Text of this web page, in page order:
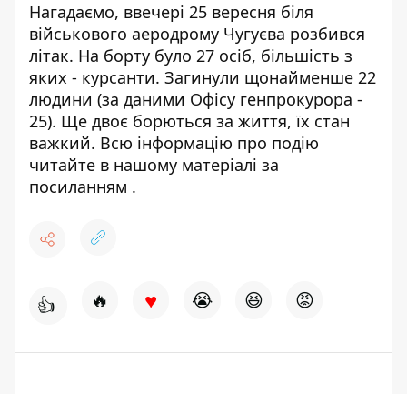
Нагадаємо, ввечері 25 вересня біля
військового аеродрому Чугуєва розбився
літак. На борту було 27 осіб, більшість з
яких - курсанти. Загинули щонайменше 22
людини (за даними Офісу генпрокурора -
25). Ще двоє борються за життя, їх стан
важкий. Всю інформацію про подію
читайте в нашому матеріалі за
посиланням .
👍 🔥 ♥ 😭 😆 😡